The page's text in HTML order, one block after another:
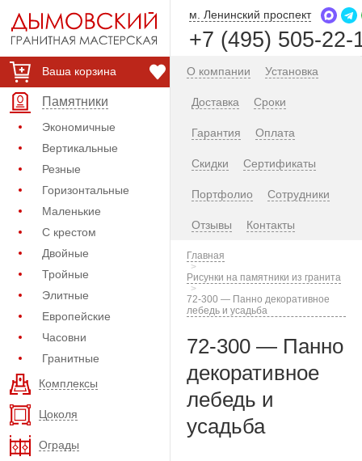
Ваша корзина
Памятники
Экономичные
Вертикальные
Резные
Горизонтальные
Маленькие
С крестом
Двойные
Тройные
Элитные
Европейские
Часовни
Гранитные
Комплексы
Цоколя
Ограды
м. Ленинский проспект
+7 (495) 505-22-
О компании Установка
Доставка Сроки
Гарантия Оплата
Скидки Сертификаты
Портфолио Сотрудники
Отзывы Контакты
Главная
Рисунки на памятники из гранита
72-300 — Панно декоративное
лебедь и усадьба
72-300 — Панно
декоративное
лебедь и
усадьба